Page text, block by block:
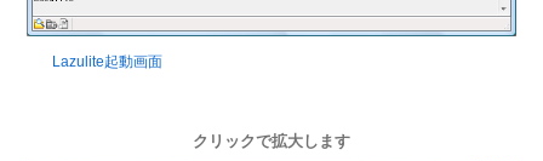
Lazulite起動画面
クリックで拡大します